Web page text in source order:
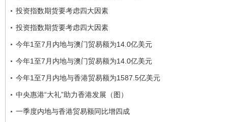
投资指数期货要考虑四大因素
投资指数期货要考虑四大因素
今年1至7月内地与澳门贸易额为14.0亿美元
今年1至7月内地与澳门贸易额为14.0亿美元
今年1至7月内地与香港贸易额为1587.5亿美元
中央惠港“大礼”助力香港发展（图）
一季度内地与香港贸易额同比增四成